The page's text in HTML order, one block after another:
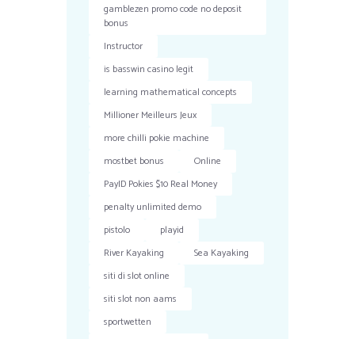
gamblezen promo code no deposit
bonus
Instructor
is basswin casino legit
learning mathematical concepts
Millioner Meilleurs Jeux
more chilli pokie machine
mostbet bonus
Online
PayID Pokies $10 Real Money
penalty unlimited demo
pistolo
playid
River Kayaking
Sea Kayaking
siti di slot online
siti slot non aams
sportwetten